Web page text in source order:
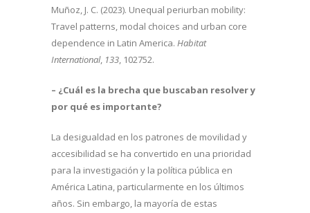
Muñoz, J. C. (2023). Unequal periurban mobility:
Travel patterns, modal choices and urban core
dependence in Latin America. Habitat
International, 133, 102752.
– ¿Cuál es la brecha que buscaban resolver y
por qué es importante?
La desigualdad en los patrones de movilidad y
accesibilidad se ha convertido en una prioridad
para la investigación y la política pública en
América Latina, particularmente en los últimos
años. Sin embargo, la mayoría de estas